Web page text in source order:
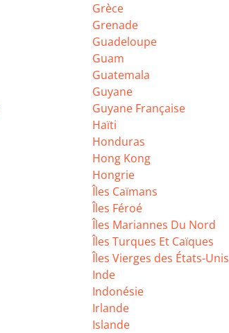
Grèce
Grenade
Guadeloupe
Guam
Guatemala
Guyane
Guyane Française
Haïti
Honduras
Hong Kong
Hongrie
Îles Caïmans
Îles Féroé
Îles Mariannes Du Nord
Îles Turques Et Caïques
Îles Vierges des États-Unis
Inde
Indonésie
Irlande
Islande